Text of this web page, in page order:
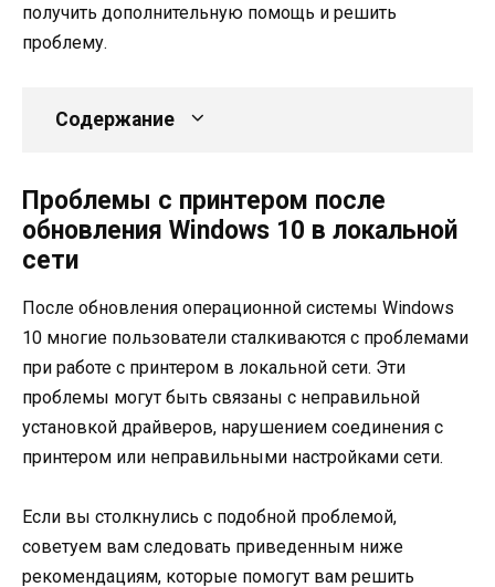
получить дополнительную помощь и решить
проблему.
Содержание
Проблемы с принтером после
обновления Windows 10 в локальной
сети
После обновления операционной системы Windows
10 многие пользователи сталкиваются с проблемами
при работе с принтером в локальной сети. Эти
проблемы могут быть связаны с неправильной
установкой драйверов, нарушением соединения с
принтером или неправильными настройками сети.
Если вы столкнулись с подобной проблемой,
советуем вам следовать приведенным ниже
рекомендациям, которые помогут вам решить